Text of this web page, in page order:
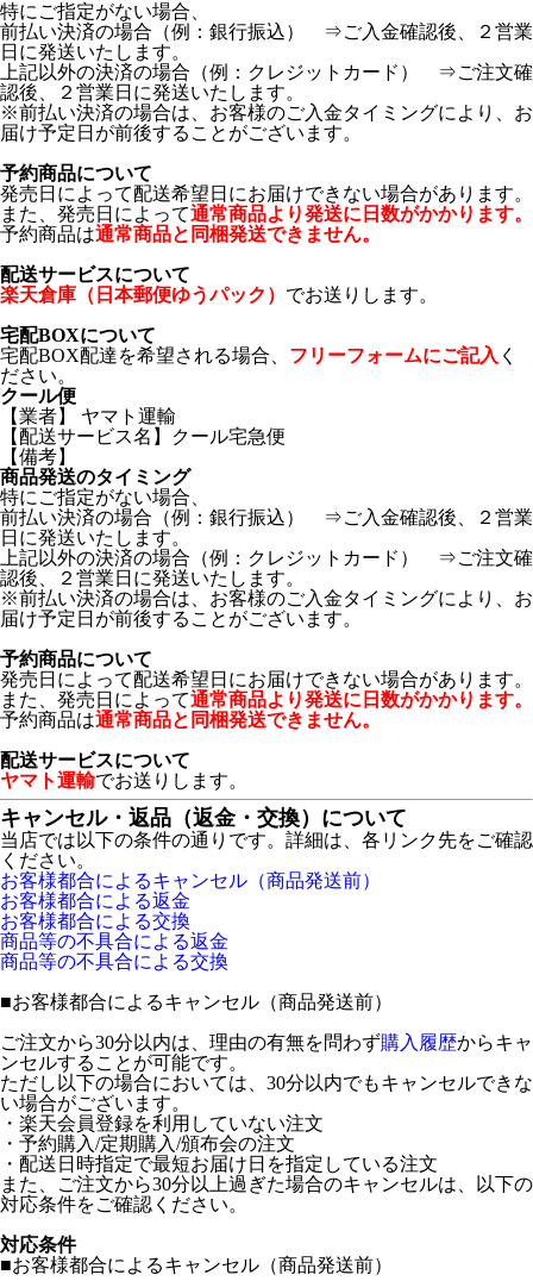
特にご指定がない場合、
前払い決済の場合（例：銀行振込） ⇒ご入金確認後、２営業
日に発送いたします。
上記以外の決済の場合（例：クレジットカード） ⇒ご注文確
認後、２営業日に発送いたします。
※前払い決済の場合は、お客様のご入金タイミングにより、お
届け予定日が前後することがございます。
予約商品について
発売日によって配送希望日にお届けできない場合があります。
また、発売日によって通常商品より発送に日数がかかります。
予約商品は通常商品と同梱発送できません。
配送サービスについて
楽天倉庫（日本郵便ゆうパック） でお送りします。
宅配BOXについて
宅配BOX配達を希望される場合、 フリーフォームにご記入 く
ださい。
クール便
【業者】 ヤマト運輸
【配送サービス名】クール宅急便
【備考】
商品発送のタイミング
特にご指定がない場合、
前払い決済の場合（例：銀行振込） ⇒ご入金確認後、２営業
日に発送いたします。
上記以外の決済の場合（例：クレジットカード） ⇒ご注文確
認後、２営業日に発送いたします。
※前払い決済の場合は、お客様のご入金タイミングにより、お
届け予定日が前後することがございます。
予約商品について
発売日によって配送希望日にお届けできない場合があります。
また、発売日によって通常商品より発送に日数がかかります。
予約商品は通常商品と同梱発送できません。
配送サービスについて
ヤマト運輸でお送りします。
キャンセル・返品（返金・交換）について
当店では以下の条件の通りです。詳細は、各リンク先をご確認
ください。
お客様都合によるキャンセル（商品発送前）
お客様都合による返金
お客様都合による交換
商品等の不具合による返金
商品等の不具合による交換
■お客様都合によるキャンセル（商品発送前）
ご注文から30分以内は、理由の有無を問わず購入履歴からキャ
ンセルすることが可能です。
ただし以下の場合においては、30分以内でもキャンセルできな
い場合がございます。
・楽天会員登録を利用していない注文
・予約購入/定期購入/頒布会の注文
・配送日時指定で最短お届け日を指定している注文
また、ご注文から30分以上過ぎた場合のキャンセルは、以下の
対応条件をご確認ください。
対応条件
■お客様都合によるキャンセル（商品発送前）